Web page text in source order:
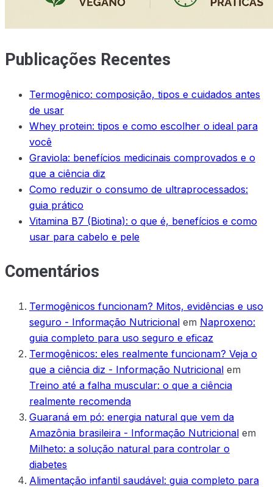
Publicações Recentes
Termogênico: composição, tipos e cuidados antes
de usar
Whey protein: tipos e como escolher o ideal para
você
Graviola: benefícios medicinais comprovados e o
que a ciência diz
Como reduzir o consumo de ultraprocessados:
guia prático
Vitamina B7 (Biotina): o que é, benefícios e como
usar para cabelo e pele
Comentários
Termogênicos funcionam? Mitos, evidências e uso
seguro - Informação Nutricional em Naproxeno:
guia completo para uso seguro e eficaz
Termogênicos: eles realmente funcionam? Veja o
que a ciência diz - Informação Nutricional em
Treino até a falha muscular: o que a ciência
realmente recomenda
Guaraná em pó: energia natural que vem da
Amazônia brasileira - Informação Nutricional em
Milheto: a solução natural para controlar o
diabetes
Alimentação infantil saudável: guia completo para